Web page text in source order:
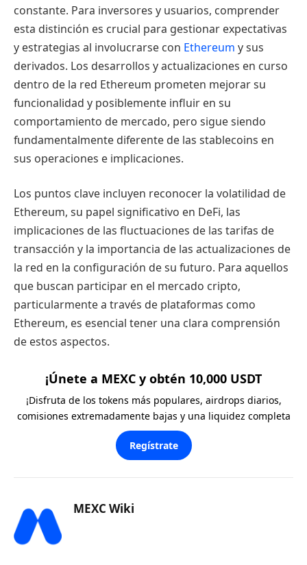
constante. Para inversores y usuarios, comprender
esta distinción es crucial para gestionar expectativas
y estrategias al involucrarse con Ethereum y sus
derivados. Los desarrollos y actualizaciones en curso
dentro de la red Ethereum prometen mejorar su
funcionalidad y posiblemente influir en su
comportamiento de mercado, pero sigue siendo
fundamentalmente diferente de las stablecoins en
sus operaciones e implicaciones.
Los puntos clave incluyen reconocer la volatilidad de
Ethereum, su papel significativo en DeFi, las
implicaciones de las fluctuaciones de las tarifas de
transacción y la importancia de las actualizaciones de
la red en la configuración de su futuro. Para aquellos
que buscan participar en el mercado cripto,
particularmente a través de plataformas como
Ethereum, es esencial tener una clara comprensión
de estos aspectos.
¡Únete a MEXC y obtén 10,000 USDT
¡Disfruta de los tokens más populares, airdrops diarios,
comisiones extremadamente bajas y una liquidez completa
Regístrate
MEXC Wiki